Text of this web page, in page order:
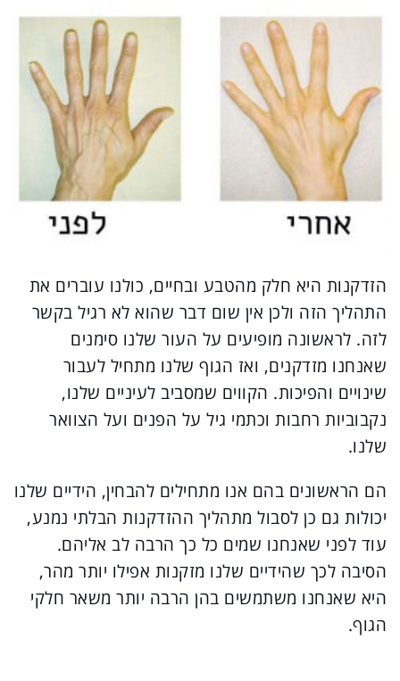
הזדקנות היא חלק מהטבע ובחיים, כולנו עוברים את
התהליך הזה ולכן אין שום דבר שהוא לא רגיל בקשר
לזה. לראשונה מופיעים על העור שלנו סימנים
שאנחנו מזדקנים, ואז הגוף שלנו מתחיל לעבור
שינויים והפיכות. הקווים שמסביב לעיניים שלנו,
נקבוביות רחבות וכתמי גיל על הפנים ועל הצוואר
שלנו.
הם הראשונים בהם אנו מתחילים להבחין, הידיים שלנו
יכולות גם כן לסבול מתהליך ההזדקנות הבלתי נמנע,
עוד לפני שאנחנו שמים כל כך הרבה לב אליהם.
הסיבה לכך שהידיים שלנו מזקנות אפילו יותר מהר,
היא שאנחנו משתמשים בהן הרבה יותר משאר חלקי
הגוף.